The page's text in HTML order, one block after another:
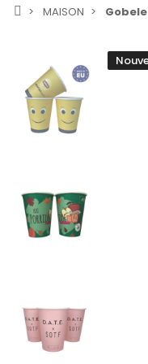
MAISON